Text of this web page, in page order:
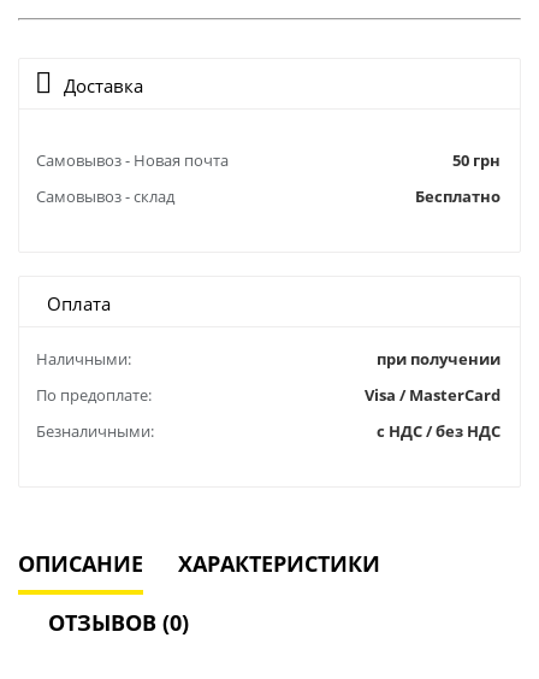
Доставка
Самовывоз - Новая почта
50 грн
Самовывоз - склад
Бесплатно
Оплата
Наличными:
при получении
По предоплате:
Visa / MasterCard
Безналичными:
с НДС / без НДС
ОПИСАНИЕ ХАРАКТЕРИСТИКИ
ОТЗЫВОВ (0)